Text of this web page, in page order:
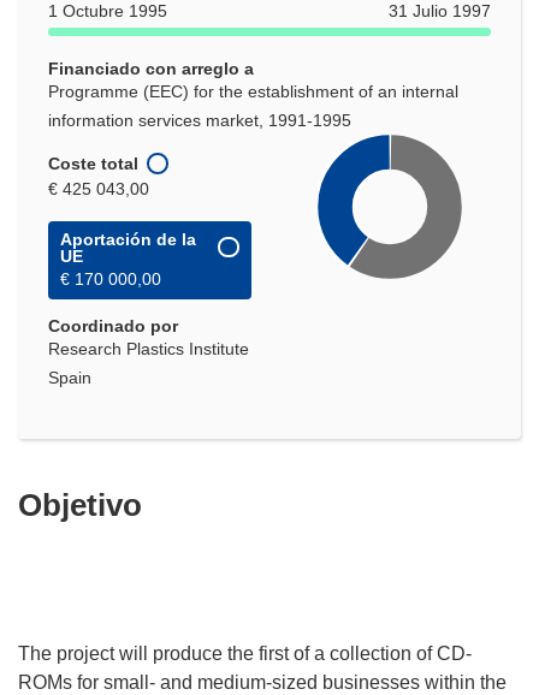
1 Octubre 1995
31 Julio 1997
Financiado con arreglo a
Programme (EEC) for the establishment of an internal
information services market, 1991-1995
Coste total
€ 425 043,00
Aportación de la
UE
€ 170 000,00
Coordinado por
Research Plastics Institute
Spain
Objetivo
The project will produce the first of a collection of CD-
ROMs for small- and medium-sized businesses within the